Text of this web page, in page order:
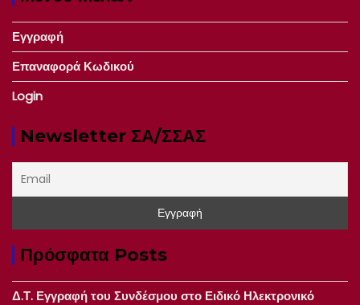
Εγγραφή
Επαναφορά Κωδικού
Login
Newsletter ΣΑ/ΣΣΑΣ
Πρόσφατα Posts
Δ.Τ. Εγγραφή του Συνδέσμου στο Ειδικό Ηλεκτρονικό